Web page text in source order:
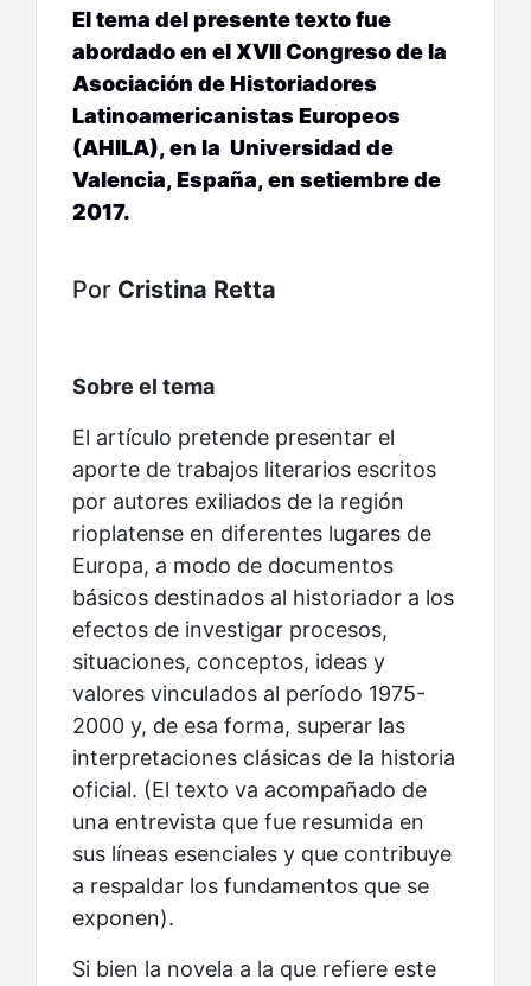
El tema del presente texto fue
abordado en el XVII Congreso de la
Asociación de Historiadores
Latinoamericanistas Europeos
(AHILA), en la Universidad de
Valencia, España, en setiembre de
2017.
Por Cristina Retta
Sobre el tema
El artículo pretende presentar el
aporte de trabajos literarios escritos
por autores exiliados de la región
rioplatense en diferentes lugares de
Europa, a modo de documentos
básicos destinados al historiador a los
efectos de investigar procesos,
situaciones, conceptos, ideas y
valores vinculados al período 1975-
2000 y, de esa forma, superar las
interpretaciones clásicas de la historia
oficial. (El texto va acompañado de
una entrevista que fue resumida en
sus líneas esenciales y que contribuye
a respaldar los fundamentos que se
exponen).
Si bien la novela a la que refiere este